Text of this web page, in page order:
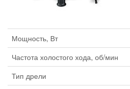
Мощность, Вт
Частота холостого хода, об/мин
Тип дрели